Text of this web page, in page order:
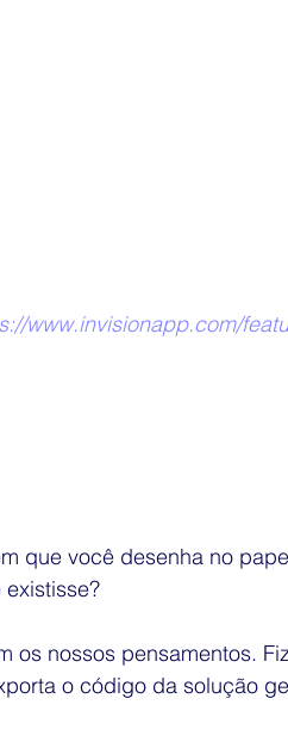
www.invisionapp.com/
que você desenha no
os nossos pensamentos.
o código da solução